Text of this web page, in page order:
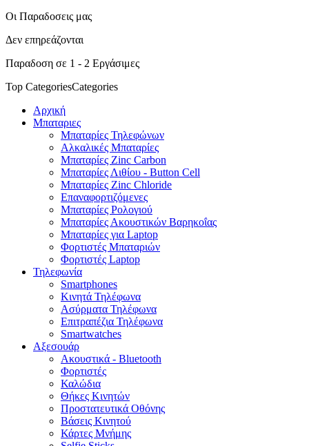
Οι Παραδοσεις μας
Δεν επηρεάζονται
Παραδοση σε 1 - 2 Εργάσιμες
Top CategoriesCategories
Αρχική
Μπαταριες
Μπαταρίες Τηλεφώνων
Αλκαλικές Μπαταρίες
Μπαταρίες Zinc Carbon
Μπαταρίες Λιθίου - Button Cell
Μπαταρίες Zinc Chloride
Επαναφορτιζόμενες
Μπαταρίες Ρολογιού
Μπαταρίες Ακουστικών Βαρηκοΐας
Μπαταρίες για Laptop
Φορτιστές Μπαταριών
Φορτιστές Laptop
Τηλεφωνία
Smartphones
Κινητά Τηλέφωνα
Ασύρματα Τηλέφωνα
Επιτραπέζια Τηλέφωνα
Smartwatches
Αξεσουάρ
Ακουστικά - Bluetooth
Φορτιστές
Καλώδια
Θήκες Κινητών
Προστατευτικά Οθόνης
Βάσεις Κινητού
Κάρτες Μνήμης